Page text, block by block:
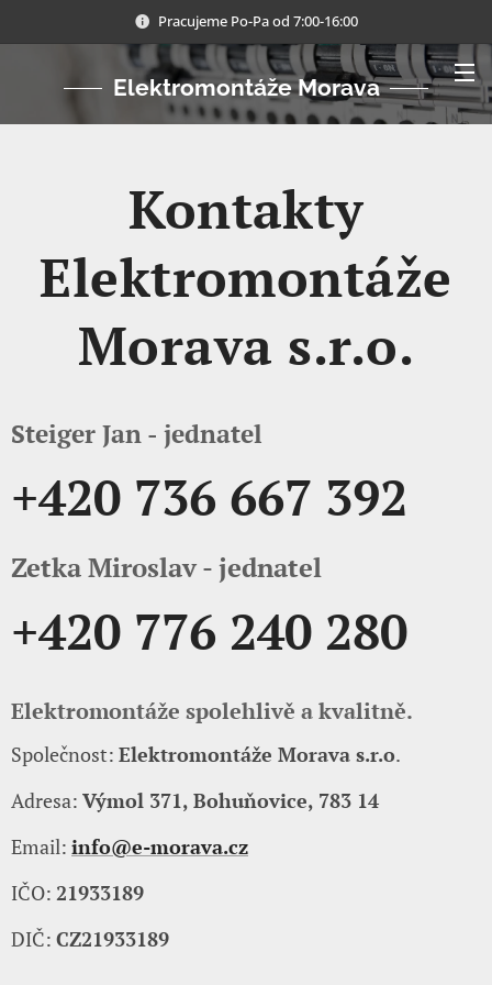
Pracujeme Po-Pa od 7:00-16:00
Elektromontáže Morava
Kontakty
Elektromontáže
Morava s.r.o.
Steiger Jan - jednatel
+420 736 667 392
Zetka Miroslav - jednatel
+420 776 240 280
Elektromontáže spolehlivě a kvalitně.
Společnost: Elektromontáže Morava s.r.o.
Adresa: Výmol 371, Bohuňovice, 783 14
Email: info@e-morava.cz
IČO: 21933189
DIČ: CZ21933189